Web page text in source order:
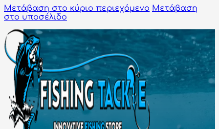
Μετάβαση στο κύριο περιεχόμενο Μετάβαση
στο υποσέλιδο